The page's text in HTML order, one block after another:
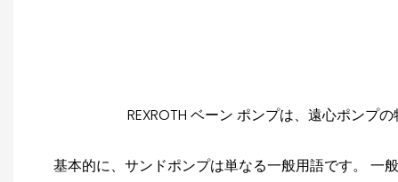
REXROTH ベーン ポンプは、遠心ポンプ
基本的に、サンドポンプは単なる一般用語です。 一